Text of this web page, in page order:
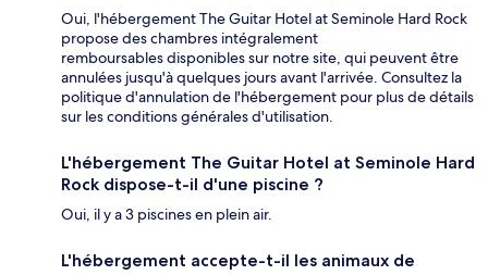
Oui, l'hébergement The Guitar Hotel at Seminole Hard Rock
propose des chambres intégralement
remboursables disponibles sur notre site, qui peuvent être
annulées jusqu'à quelques jours avant l'arrivée. Consultez la
politique d'annulation de l'hébergement pour plus de détails
sur les conditions générales d'utilisation.
L'hébergement The Guitar Hotel at Seminole Hard
Rock dispose-t-il d'une piscine ?
Oui, il y a 3 piscines en plein air.
L'hébergement accepte-t-il les animaux de